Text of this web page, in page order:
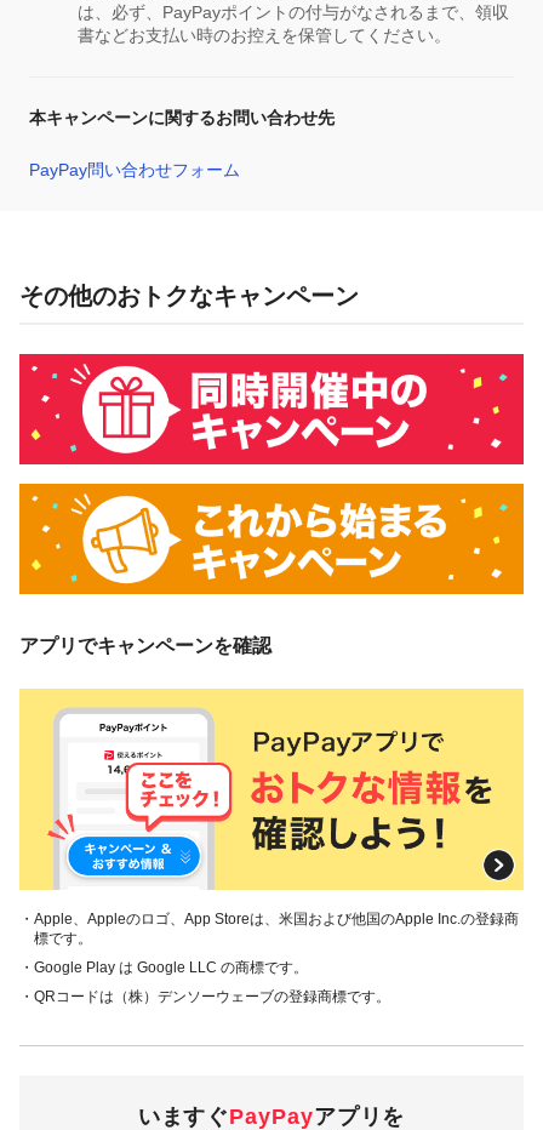
は、必ず、PayPayポイントの付与がなされるまで、領収
書などお支払い時のお控えを保管してください。
本キャンペーンに関するお問い合わせ先
PayPay問い合わせフォーム
その他のおトクなキャンペーン
アプリでキャンペーンを確認
・Apple、Appleのロゴ、App Storeは、米国および他国のApple Inc.の登録商
標です。
・Google Play は Google LLC の商標です。
・QRコードは（株）デンソーウェーブの登録商標です。
いますぐPayPayアプリを